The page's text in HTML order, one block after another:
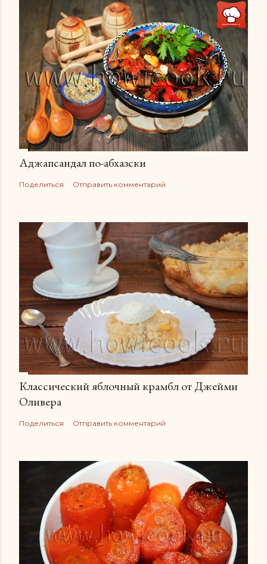
Аджапсандал по-абхазски
Поделиться Отправить комментарий
Классический яблочный крамбл от Джейми
Оливера
Поделиться Отправить комментарий